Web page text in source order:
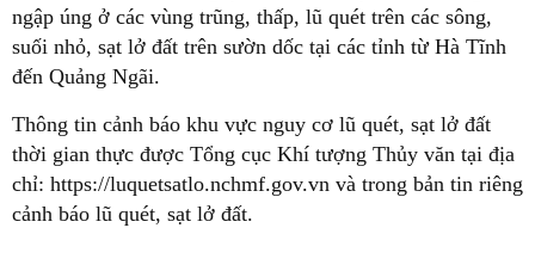
ngập úng ở các vùng trũng, thấp, lũ quét trên các sông,
suối nhỏ, sạt lở đất trên sườn dốc tại các tỉnh từ Hà Tĩnh
đến Quảng Ngãi.
Thông tin cảnh báo khu vực nguy cơ lũ quét, sạt lở đất
thời gian thực được Tổng cục Khí tượng Thủy văn tại địa
chỉ: https://luquetsatlo.nchmf.gov.vn và trong bản tin riêng
cảnh báo lũ quét, sạt lở đất.